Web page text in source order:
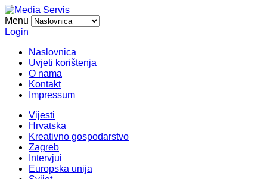
Menu
Login
Naslovnica
Uvjeti korištenja
O nama
Kontakt
Impressum
Vijesti
Hrvatska
Kreativno gospodarstvo
Zagreb
Intervjui
Europska unija